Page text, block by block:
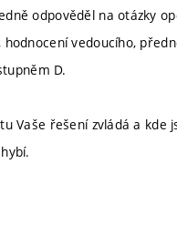
odpověděl na otázky
vedoucího,
D.
Vaše řešení zvládá a kde